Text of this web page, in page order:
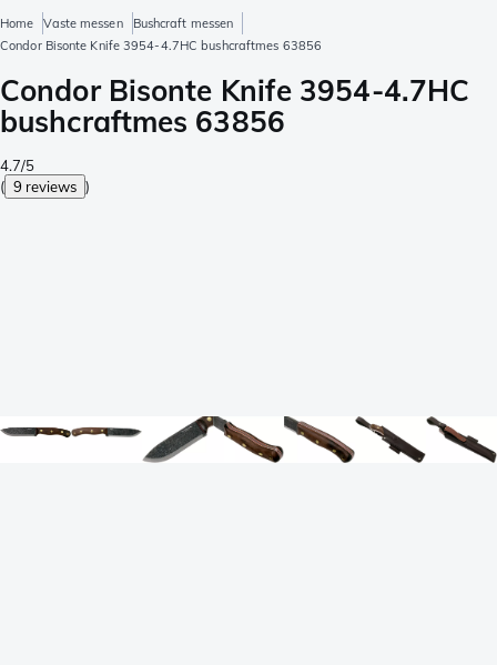
Home Vaste messen
Bushcraft messen
Condor Bisonte Knife 3954-4.7HC bushcraftmes 63856
Condor Bisonte Knife 3954-4.7HC
bushcraftmes 63856
4.7/5
( 9 reviews )